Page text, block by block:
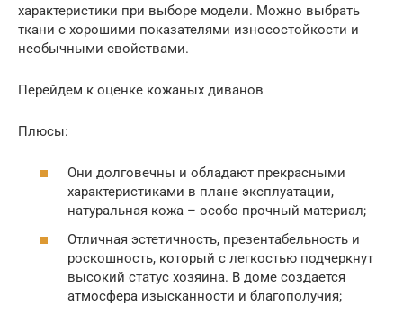
характеристики при выборе модели. Можно выбрать
ткани с хорошими показателями износостойкости и
необычными свойствами.
Перейдем к оценке кожаных диванов
Плюсы:
Они долговечны и обладают прекрасными
характеристиками в плане эксплуатации,
натуральная кожа – особо прочный материал;
Отличная эстетичность, презентабельность и
роскошность, который с легкостью подчеркнут
высокий статус хозяина. В доме создается
атмосфера изысканности и благополучия;